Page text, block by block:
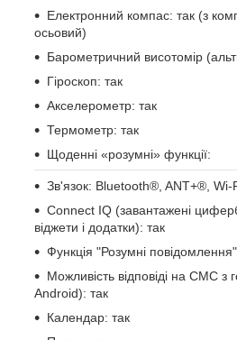
Електронний компас: так (з
осьовий)
Барометричний висотомір
Гіроскоп: так
Акселерометр: так
Термометр: так
Щоденні «розумні» функції:
Зв'язок: Bluetooth®, ANT+®, Wi-
Connect IQ (завантажені
віджети і додатки): так
Функція "Розумні
Можливість відповіді на СМС з
Android): так
Календар: так